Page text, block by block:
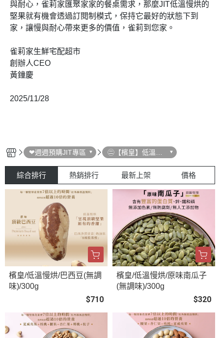
與耐心，雀莉家匯聚家家的餐桌需求，那麼JIT低溫慢烘的
堅果就有機會透過訂閱制模式，保持它最好的狀態下到
家，讓慢與耐心帶來更多的價值，雀莉到您家。
雀莉家生鮮宅配超市
創辦人CEO
黃鐘慶
2025/11/28
❤週週預購JIT專區
㊁【檳皇】低溫慢
烘堅果(雙週購)
綜合排行 熱銷排行 最新上架 價格
檳皇/低溫慢烘/巴西豆(無調
味)/300g
$710
檳皇/低溫慢烘/原味南瓜子
(無調味)/300g
$320